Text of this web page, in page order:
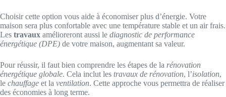
Choisir cette option vous aide à économiser plus d’énergie. Votre
maison sera plus confortable avec une température stable et un air frais.
Les travaux amélioreront aussi le diagnostic de performance
énergétique (DPE) de votre maison, augmentant sa valeur.
Pour réussir, il faut bien comprendre les étapes de la rénovation
énergétique globale. Cela inclut les travaux de rénovation, l’isolation,
le chauffage et la ventilation. Cette approche vous permettra de réaliser
des économies à long terme.